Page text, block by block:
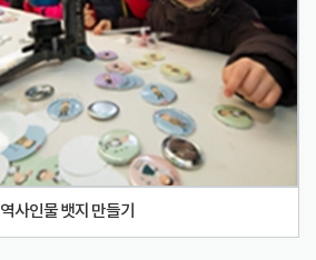
역사인물 뱃지 만들기